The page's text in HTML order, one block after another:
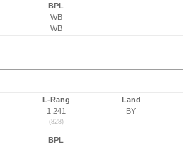
BPL
WB
WB
L-Rang
1.241
(828)
Land
BY
BPL